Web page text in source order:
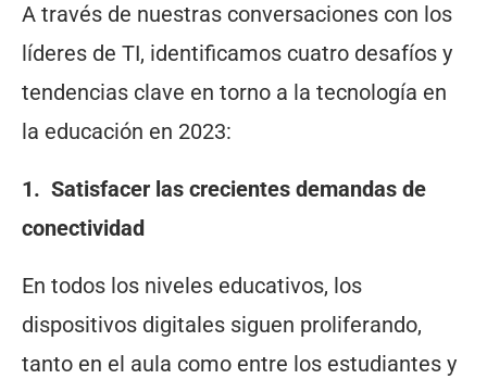
A través de nuestras conversaciones con los
líderes de TI, identificamos cuatro desafíos y
tendencias clave en torno a la tecnología en
la educación en 2023:
1. Satisfacer las crecientes demandas de
conectividad
En todos los niveles educativos, los
dispositivos digitales siguen proliferando,
tanto en el aula como entre los estudiantes y